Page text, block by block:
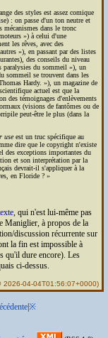
des styles est assez comique
: on passe d'un ton neutre et
mécanismes dans le tronc
) à celui d'une
les rêves, avec des
), en passant par des listes
des conseils du niveau
paralysies du sommeil
), un
sommeil se trouvent dans les
Hardy.
), un magazine de
actuel est que la
des témoignages d'enlèvements
(visions de fantômes ou de
peut-être le plus (dans la
useest un truc spécifique au
dire que le copyright n'existe
des exceptions importantes du
et son interprétation par la
devrait-il s'appliquer à la
en Floride ?
, qui n'est lui-même pas
Maniglier, à propos de la
discussion récurrente sur
la fin est impossible à
qu'il dure encore). Les
ci-dessus.
2026-04-04T01:56:07+0000)
※